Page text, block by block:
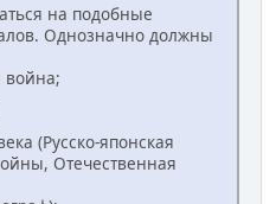
на подобные
Однозначно должны
война;
(Русско-японская
Отечественная